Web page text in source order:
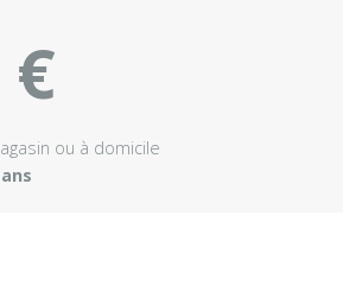
ou à domicile